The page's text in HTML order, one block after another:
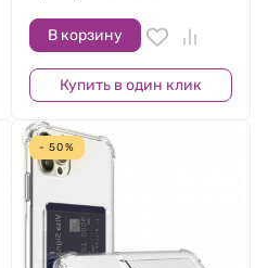
В корзину
Купить в один клик
- 50%